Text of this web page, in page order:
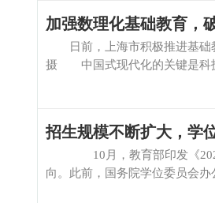
加强数理化基础教育，
日前，上海市积极推进基础
摄 中国式现代化的关键是科技
招生规模不断扩大，学
10月，教育部印发《2025年
向。此前，国务院学位委员会